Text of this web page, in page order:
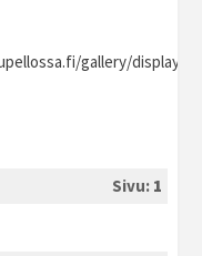
gallery/
Sivu: 1